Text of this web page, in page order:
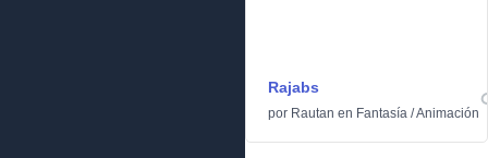
Rajabs
por Rautan en Fantasía /Animación